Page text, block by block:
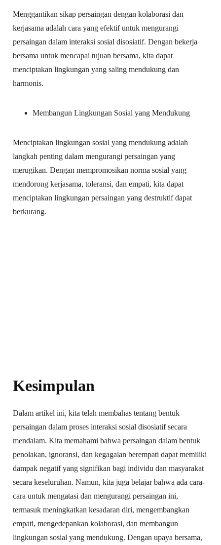
Menggantikan sikap persaingan dengan kolaborasi dan
kerjasama adalah cara yang efektif untuk mengurangi
persaingan dalam interaksi sosial disosiatif. Dengan bekerja
bersama untuk mencapai tujuan bersama, kita dapat
menciptakan lingkungan yang saling mendukung dan
harmonis.
Membangun Lingkungan Sosial yang Mendukung
Menciptakan lingkungan sosial yang mendukung adalah
langkah penting dalam mengurangi persaingan yang
merugikan. Dengan mempromosikan norma sosial yang
mendorong kerjasama, toleransi, dan empati, kita dapat
menciptakan lingkungan persaingan yang destruktif dapat
berkurang.
Kesimpulan
Dalam artikel ini, kita telah membahas tentang bentuk
persaingan dalam proses interaksi sosial disosiatif secara
mendalam. Kita memahami bahwa persaingan dalam bentuk
penolakan, ignoransi, dan kegagalan berempati dapat memiliki
dampak negatif yang signifikan bagi individu dan masyarakat
secara keseluruhan. Namun, kita juga belajar bahwa ada cara-
cara untuk mengatasi dan mengurangi persaingan ini,
termasuk meningkatkan kesadaran diri, mengembangkan
empati, mengedepankan kolaborasi, dan membangun
lingkungan sosial yang mendukung. Dengan upaya bersama,